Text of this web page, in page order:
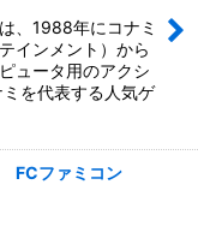
、1988年にコナミ
インメント）から
ュータ用のアクシ
を代表する人気ゲ
FCファミコン